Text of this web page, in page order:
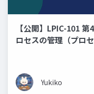
【公開】LPIC-101
ロセスの管理（プロ
Yukiko